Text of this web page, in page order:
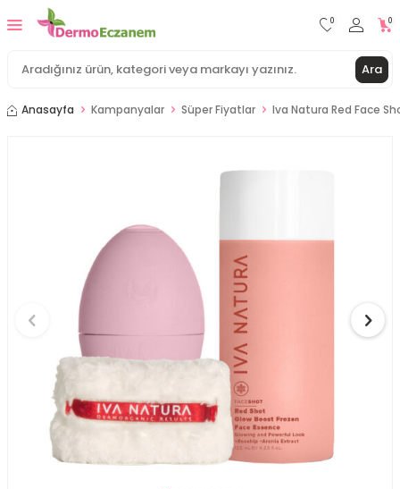
Ara
0 0
Anasayfa Kampanyalar Süper Fiyatlar Iva Natura Red Face